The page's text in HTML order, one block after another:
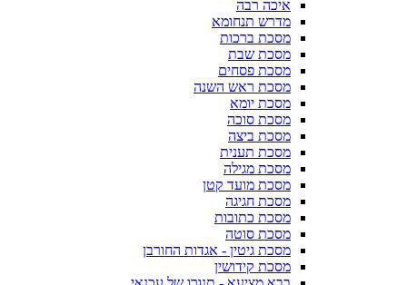
איכה רבה
מדרש תנחומא
מסכת ברכות
מסכת שבת
מסכת פסחים
מסכת ראש השנה
מסכת יומא
מסכת סוכה
מסכת ביצה
מסכת תענית
מסכת מגילה
מסכת מועד קטן
מסכת חגיגה
מסכת כתובות
מסכת סוטה
מסכת גיטין - אגדות החורבן
מסכת קידושין